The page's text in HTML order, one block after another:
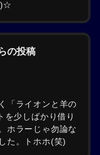
の投稿
「ライオンと羊の
を少しばかり借り
ホラーじゃ勿論な
た。トホホ(笑)